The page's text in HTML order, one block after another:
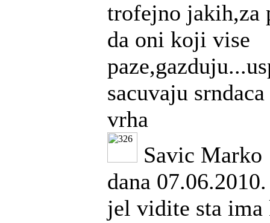
trofejno jakih,za
da oni koji vise
sacuvaju
vrha
Savic Marko
dana
jel vidite sta ima